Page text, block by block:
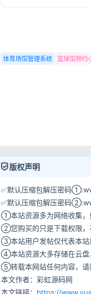
体育场馆管理系统 篮球馆预约
版权声明
✅默认压缩包解压密码
✅默认压缩包解压密码
①本站资源多为网络收集，
②您购买的只是下载权限，
③本站用户发帖仅代表本站
④本站资源大多存储在云盘
⑤转载本网站任何内容，请
本文作者：彩虹源码网